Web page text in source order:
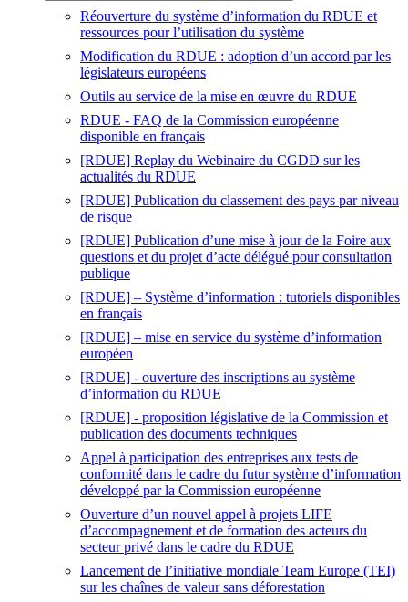
Réouverture du système d’information du RDUE et
ressources pour l’utilisation du système
Modification du RDUE : adoption d’un accord par les
législateurs européens
Outils au service de la mise en œuvre du RDUE
RDUE - FAQ de la Commission européenne
disponible en français
[RDUE] Replay du Webinaire du CGDD sur les
actualités du RDUE
[RDUE] Publication du classement des pays par niveau
de risque
[RDUE] Publication d’une mise à jour de la Foire aux
questions et du projet d’acte délégué pour consultation
publique
[RDUE] – Système d’information : tutoriels disponibles
en français
[RDUE] – mise en service du système d’information
européen
[RDUE] - ouverture des inscriptions au système
d’information du RDUE
[RDUE] - proposition législative de la Commission et
publication des documents techniques
Appel à participation des entreprises aux tests de
conformité dans le cadre du futur système d’information
développé par la Commission européenne
Ouverture d’un nouvel appel à projets LIFE
d’accompagnement et de formation des acteurs du
secteur privé dans le cadre du RDUE
Lancement de l’initiative mondiale Team Europe (TEI)
sur les chaînes de valeur sans déforestation